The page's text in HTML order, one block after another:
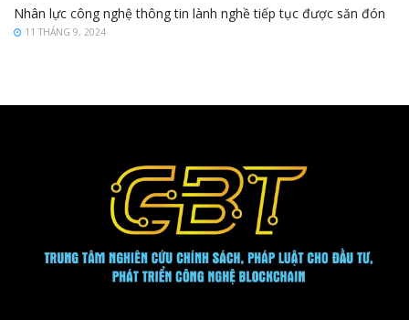
Nhân lực công nghệ thông tin lành nghề tiếp tục được săn đón
11 THÁNG 9, 2024